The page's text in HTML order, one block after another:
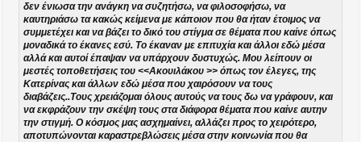
σ
δεν ένιωσα την ανάγκη να συζητήσω, να φιλοσοφήσω, να
καυτηριάσω τα κακώς κείμενα με κάποιον που θα ήταν έτοιμος να
συμμετέχει και να βάζει το δικό του στίγμα σε θέματα που καίνε όπως
μοναδικά το έκανες εσύ. Το έκαναν με επιτυχία και άλλοι εδώ μέσα
αλλά και αυτοί έπαψαν να υπάρχουν δυστυχώς. Μου λείπουν οι
μεστές τοποθετήσεις του <<Ακουιλάκου >> όπως τον έλεγες, της
Κατερίνας και άλλων εδώ μέσα που χαιρόσουν να τους
διαβάζεις..Τους χρειάζομαι όλους αυτούς να τους δω να γράφουν, και
να εκφράζουν την σκέψη τους στα διάφορα θέματα που καίνε αυτην
την στιγμή. Ο κόσμος μας ασχημαίνει, αλλάζει προς το χειρότερο,
αποτυπώνονται καραστρεβλώσεις μέσα στην κοινωνία που θα